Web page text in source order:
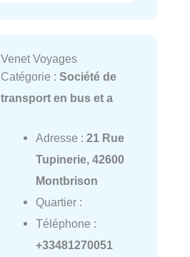
Venet Voyages
Catégorie : Société de
transport en bus et a
Adresse : 21 Rue
Tupinerie, 42600
Montbrison
Quartier :
Téléphone :
+33481270051